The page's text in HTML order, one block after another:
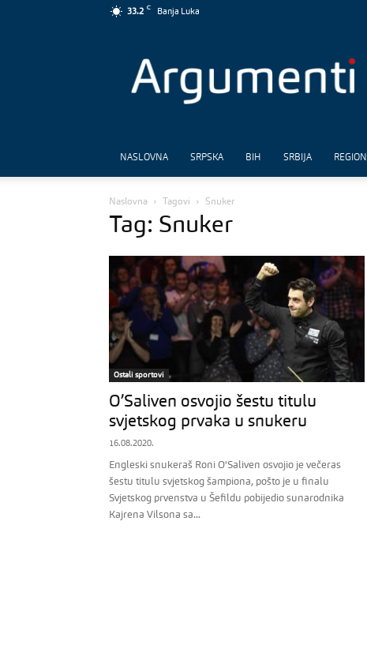
33.2
C
Banja Luka
NASLOVNA SRPSKA BIH SRBIJA REGION
Naslovna Tagovi Snuker
Tag: Snuker
Ostali sportovi
O’Saliven osvojio šestu titulu
svjetskog prvaka u snukeru
16.08.2020.
Engleski snukeraš Roni O'Saliven osvojio je večeras
šestu titulu svjetskog šampiona, pošto je u finalu
Svjetskog prvenstva u Šefildu pobijedio sunarodnika
Kajrena Vilsona sa...